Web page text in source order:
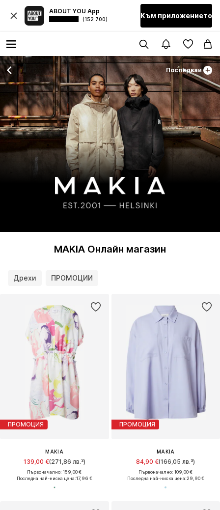
ABOUT YOU App
(152 700) Към приложението
Последвай
MAKIA Онлайн магазин
Дрехи ПРОМОЦИИ
ПРОМОЦИЯ
MAKIA
139,00 €(271,86 лв.³)
Първоначално: 159,00 €
Последна най-ниска цена:17,96 €
ПРОМОЦИЯ
MAKIA
84,90 €(166,05 лв.³)
Първоначално: 109,00 €
Последна най-ниска цена:29,90 €